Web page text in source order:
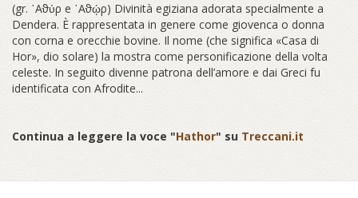
(gr. ᾿Αϑύρ e ᾿Αϑῴρ) Divinità egiziana adorata specialmente a
Dendera. È rappresentata in genere come giovenca o donna
con corna e orecchie bovine. Il nome (che significa «Casa di
Hor», dio solare) la mostra come personificazione della volta
celeste. In seguito divenne patrona dell’amore e dai Greci fu
identificata con Afrodite...
Continua a leggere la voce "Hathor" su Treccani.it